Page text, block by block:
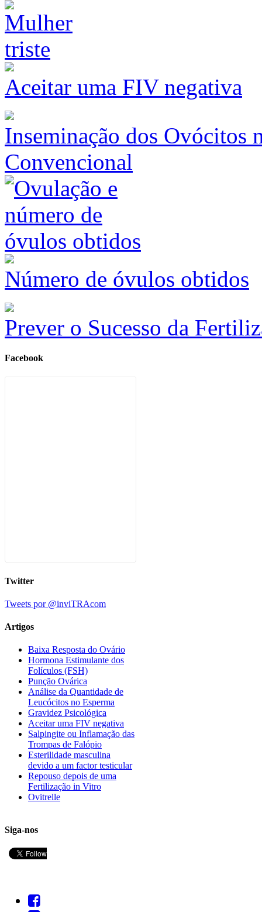
Aceitar uma FIV negativa
Inseminação dos Ovócitos
Convencional
Número de óvulos obtidos
Prever o Sucesso da
Facebook
Twitter
Tweets por @inviTRAcom
Artigos
Baixa Resposta do Ovário
Hormona Estimulante dos
Folículos (FSH)
Punção Ovárica
Análise da Quantidade de
Leucócitos no Esperma
Gravidez Psicológica
Aceitar uma FIV negativa
Salpingite ou Inflamação das
Trompas de Falópio
Esterilidade masculina
devido a um factor testicular
Repouso depois de uma
Fertilização in Vitro
Ovitrelle
Siga-nos